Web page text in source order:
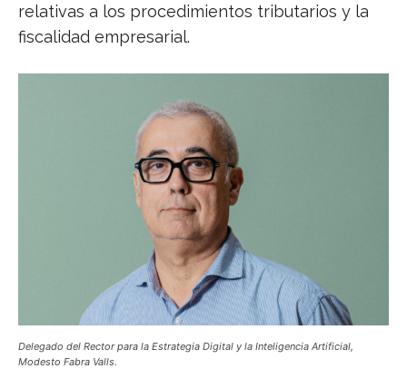
relativas a los procedimientos tributarios y la
fiscalidad empresarial.
Delegado del Rector para la Estrategia Digital y la Inteligencia Artificial,
Modesto Fabra Valls.